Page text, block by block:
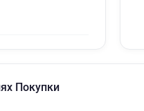
Покупки